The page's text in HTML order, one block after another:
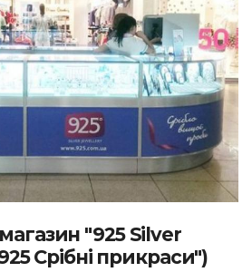
"925 Silver
Срібні прикраси")